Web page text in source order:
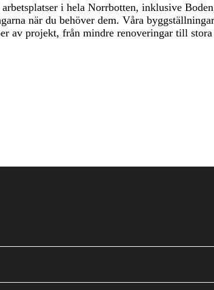
i hela Norrbotten, inklusive
när du behöver dem. Våra
av projekt, från mindre renoveringar till